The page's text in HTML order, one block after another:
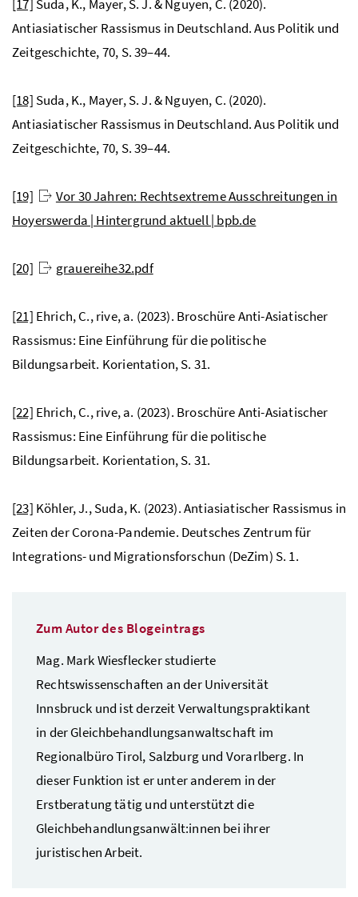
[17] Suda, K., Mayer, S. J. & Nguyen, C. (2020).
Antiasiatischer Rassismus in Deutschland. Aus Politik und
Zeitgeschichte, 70, S. 39–44.
[18] Suda, K., Mayer, S. J. & Nguyen, C. (2020).
Antiasiatischer Rassismus in Deutschland. Aus Politik und
Zeitgeschichte, 70, S. 39–44.
[19]
Vor 30 Jahren: Rechtsextreme Ausschreitungen in
Hoyerswerda | Hintergrund aktuell | bpb.de
[20] grauereihe32.pdf
[21] Ehrich, C., rive, a. (2023). Broschüre Anti-Asiatischer
Rassismus: Eine Einführung für die politische
Bildungsarbeit. Korientation, S. 31.
[22] Ehrich, C., rive, a. (2023). Broschüre Anti-Asiatischer
Rassismus: Eine Einführung für die politische
Bildungsarbeit. Korientation, S. 31.
[23] Köhler, J., Suda, K. (2023). Antiasiatischer Rassismus in
Zeiten der Corona-Pandemie. Deutsches Zentrum für
Integrations- und Migrationsforschun (DeZim) S. 1.
Zum Autor des Blogeintrags
Mag. Mark Wiesflecker studierte
Rechtswissenschaften an der Universität
Innsbruck und ist derzeit Verwaltungspraktikant
in der Gleichbehandlungsanwaltschaft im
Regionalbüro Tirol, Salzburg und Vorarlberg. In
dieser Funktion ist er unter anderem in der
Erstberatung tätig und unterstützt die
Gleichbehandlungsanwält:innen bei ihrer
juristischen Arbeit.